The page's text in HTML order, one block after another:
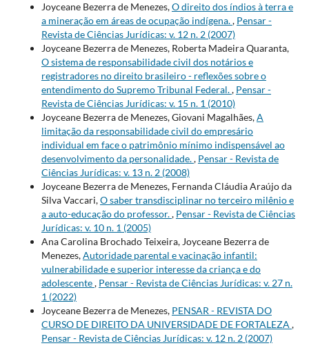
Joyceane Bezerra de Menezes,O direito dos índios à terra e
a mineração em áreas de ocupação indígena., Pensar -
Revista de Ciências Jurídicas: v. 12 n. 2 (2007)
Joyceane Bezerra de Menezes, Roberta Madeira Quaranta,
O sistema de responsabilidade civil dos notários e
registradores no direito brasileiro - reflexões sobre o
entendimento do Supremo Tribunal Federal., Pensar -
Revista de Ciências Jurídicas: v. 15 n. 1 (2010)
Joyceane Bezerra de Menezes, Giovani Magalhães,A
limitação da responsabilidade civil do empresário
individual em face o patrimônio mínimo indispensável ao
desenvolvimento da personalidade., Pensar - Revista de
Ciências Jurídicas: v. 13 n. 2 (2008)
Joyceane Bezerra de Menezes, Fernanda Cláudia Araújo da
Silva Vaccari,O saber transdisciplinar no terceiro milênio e
a auto-educação do professor., Pensar - Revista de Ciências
Jurídicas: v. 10 n. 1 (2005)
Ana Carolina Brochado Teixeira, Joyceane Bezerra de
Menezes,Autoridade parental e vacinação infantil:
vulnerabilidade e superior interesse da criança e do
adolescente, Pensar - Revista de Ciências Jurídicas: v. 27 n.
1 (2022)
Joyceane Bezerra de Menezes, PENSAR - REVISTA DO
CURSO DE DIREITO DA UNIVERSIDADE DE FORTALEZA ,
Pensar - Revista de Ciências Jurídicas: v. 12 n. 2 (2007)